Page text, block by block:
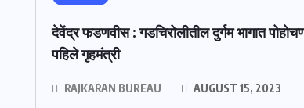
देवेंद्र फडणवीस : गडचिरोलीतील दुर्गम भागात
पहिले गृहमंत्री
RAJKARAN BUREAU AUGUST 15, 2023